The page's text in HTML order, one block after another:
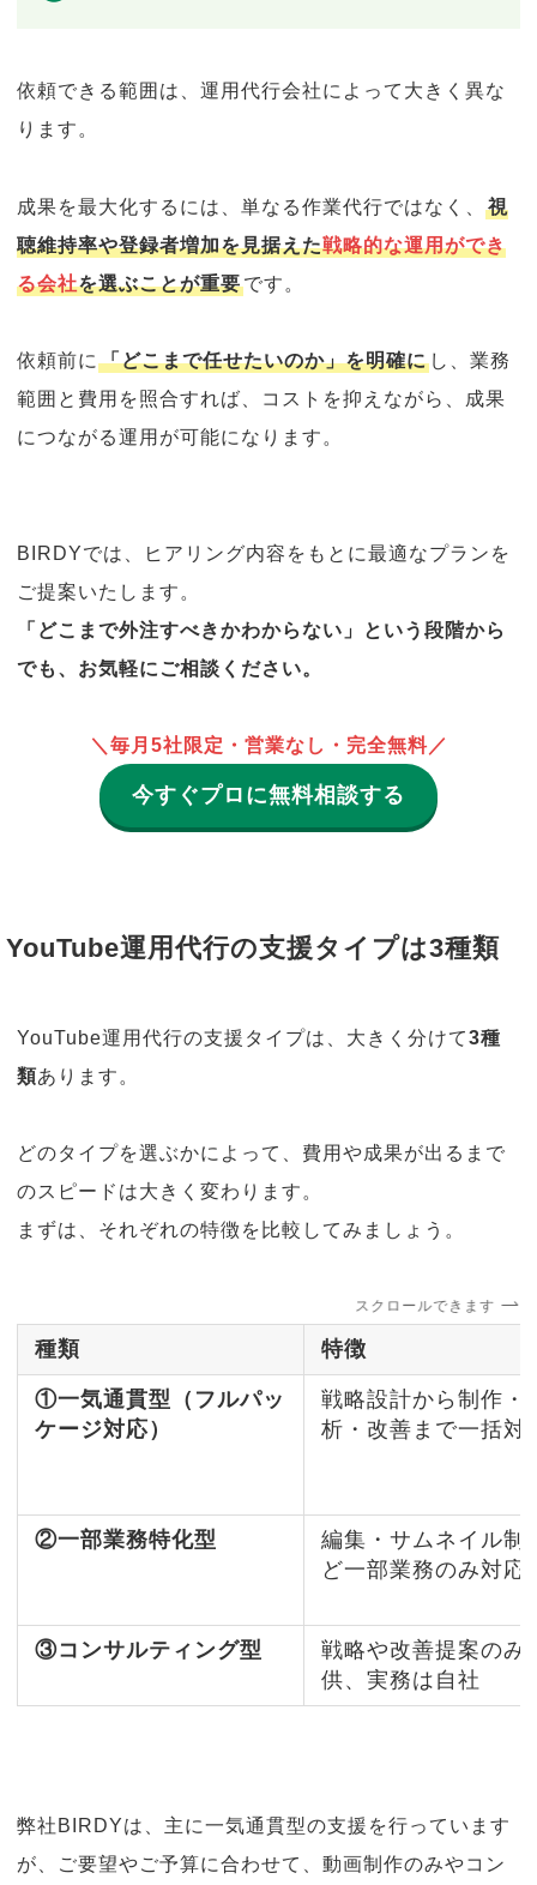
依頼できる範囲は、運用代行会社によって大きく異な
ります。
成果を最大化するには、単なる作業代行ではなく、視
聴維持率や登録者増加を見据えた戦略的な運用ができ
る会社を選ぶことが重要です。
依頼前に「どこまで任せたいのか」を明確に し、業務
範囲と費用を照合すれば、コストを抑えながら、成果
につながる運用が可能になります。
BIRDYでは、ヒアリング内容をもとに最適なプランを
ご提案いたします。
「どこまで外注すべきかわからない」という段階から
でも、お気軽にご相談ください。
＼毎月5社限定・営業なし・完全無料／
今すぐプロに無料相談する
YouTube運用代行の支援タイプは3種類
YouTube運用代行の支援タイプは、大きく分けて3種
類あります。
どのタイプを選ぶかによって、費用や成果が出るまで
のスピードは大きく変わります。
まずは、それぞれの特徴を比較してみましょう。
スクロールできます
種類 特徴
①一気通貫型（フルパッ
ケージ対応）
戦略設計から制作・
析・改善まで一括対
②一部業務特化型
編集・サムネイル制
ど一部業務のみ対応
③コンサルティング型
戦略や改善提案のみ
供、実務は自社
弊社BIRDYは、主に一気通貫型の支援を行っています
が、ご要望やご予算に合わせて、動画制作のみやコン